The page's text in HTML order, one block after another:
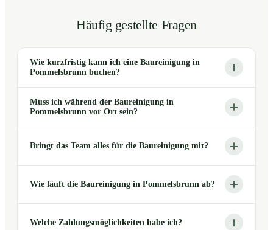
Häufig gestellte Fragen
Wie kurzfristig kann ich eine Baureinigung in
Pommelsbrunn buchen?
Muss ich während der Baureinigung in
Pommelsbrunn vor Ort sein?
Bringt das Team alles für die Baureinigung mit?
Wie läuft die Baureinigung in Pommelsbrunn ab?
Welche Zahlungsmöglichkeiten habe ich?